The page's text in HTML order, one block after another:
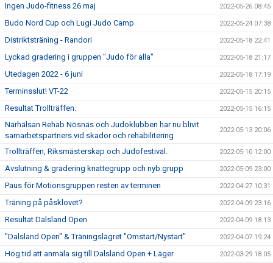
Ingen Judo-fitness 26 maj 2022-05-26 08:45
Budo Nord Cup och Lugi Judo Camp 2022-05-24 07:38
Distriktsträning - Randori 2022-05-18 22:41
Lyckad gradering i gruppen "Judo för alla" 2022-05-18 21:17
Utedagen 2022 - 6 juni 2022-05-18 17:19
Terminsslut! VT-22 2022-05-15 20:15
Resultat Trollträffen. 2022-05-15 16:15
Närhälsan Rehab Nösnäs och Judoklubben har nu blivit
samarbetspartners vid skador och rehabilitering
2022-05-13 20:06
Trollträffen, Riksmästerskap och Judofestival. 2022-05-10 12:00
Avslutning & gradering knattegrupp och nyb.grupp 2022-05-09 23:00
Paus för Motionsgruppen resten av terminen 2022-04-27 10:31
Träning på påsklovet? 2022-04-09 23:16
Resultat Dalsland Open 2022-04-09 18:13
"Dalsland Open" & Träningslägret "Omstart/Nystart" 2022-04-07 19:24
Hög tid att anmäla sig till Dalsland Open + Läger 2022-03-29 18:05